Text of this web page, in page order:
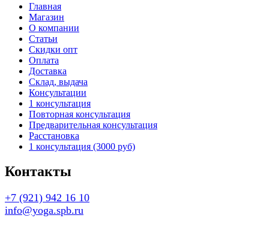
Главная
Магазин
О компании
Статьи
Скидки опт
Оплата
Доставка
Склад, выдача
Консультации
1 консультация
Повторная консультация
Предварительная консультация
Расстановка
1 консультация (3000 руб)
Контакты
+7 (921) 942 16 10
info@yoga.spb.ru